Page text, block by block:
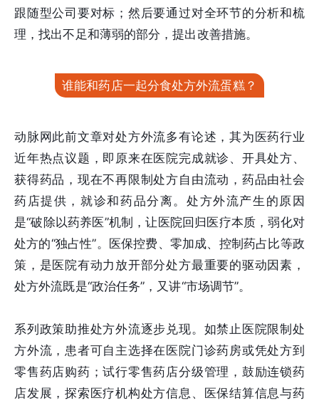
跟随型公司要对标；然后要通过对全环节的分析和梳
理，找出不足和薄弱的部分，提出改善措施。
谁能和药店一起分食处方外流蛋糕？
动脉网此前文章对处方外流多有论述，其为医药行业
近年热点议题，即原来在医院完成就诊、开具处方、
获得药品，现在不再限制处方自由流动，药品由社会
药店提供，就诊和药品分离。处方外流产生的原因
是“破除以药养医”机制，让医院回归医疗本质，弱化对
处方的“独占性”。医保控费、零加成、控制药占比等政
策，是医院有动力放开部分处方最重要的驱动因素，
处方外流既是“政治任务”，又讲“市场调节”。
系列政策助推处方外流逐步兑现。如禁止医院限制处
方外流，患者可自主选择在医院门诊药房或凭处方到
零售药店购药；试行零售药店分级管理，鼓励连锁药
店发展，探索医疗机构处方信息、医保结算信息与药